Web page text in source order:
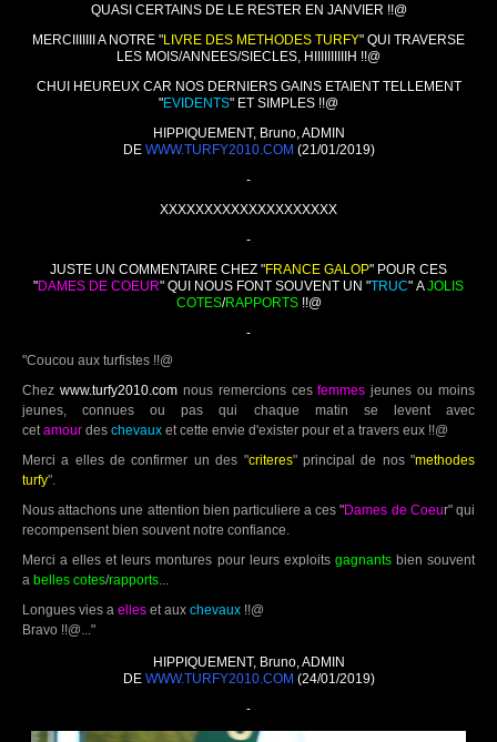
QUASI CERTAINS DE LE RESTER EN JANVIER !!@
MERCIIIIIII A NOTRE "LIVRE DES METHODES TURFY" QUI TRAVERSE
LES MOIS/ANNEES/SIECLES, HIIIIIIIIIIH !!@
CHUI HEUREUX CAR NOS DERNIERS GAINS ETAIENT TELLEMENT
"EVIDENTS" ET SIMPLES !!@
HIPPIQUEMENT, Bruno, ADMIN
DE WWW.TURFY2010.COM (21/01/2019)
-
XXXXXXXXXXXXXXXXXXXX
-
JUSTE UN COMMENTAIRE CHEZ "FRANCE GALOP" POUR CES
"DAMES DE COEUR" QUI NOUS FONT SOUVENT UN "TRUC" AJOLIS
COTES/RAPPORTS!!@
-
"Coucou aux turfistes !!@
Chez www.turfy2010.comnous remercions cesfemmes jeunes ou moins
jeunes, connues ou pas qui chaque matin se levent avec
cetamour des chevaux et cette envie d'exister pour et a travers eux !!@
Merci a elles de confirmer un des "criteres" principal de nos "methodes
turfy".
Nous attachons une attention bien particuliere a ces "Dames de Coeur" qui
recompensent bien souvent notre confiance.
Merci a elles et leurs montures pour leurs exploits gagnantsbien souvent
a belles cotes/rapports...
Longues vies a elles et aux chevaux !!@
Bravo !!@..."
HIPPIQUEMENT, Bruno, ADMIN
DE WWW.TURFY2010.COM (24/01/2019)
-